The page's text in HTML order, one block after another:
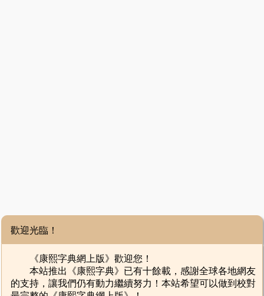
歡迎光臨！
《康熙字典網上版》歡迎您！
本站推出《康熙字典》已有十餘載，感謝全球各地網友
的支持，讓我們仍有動力繼續努力！本站希望可以做到校對